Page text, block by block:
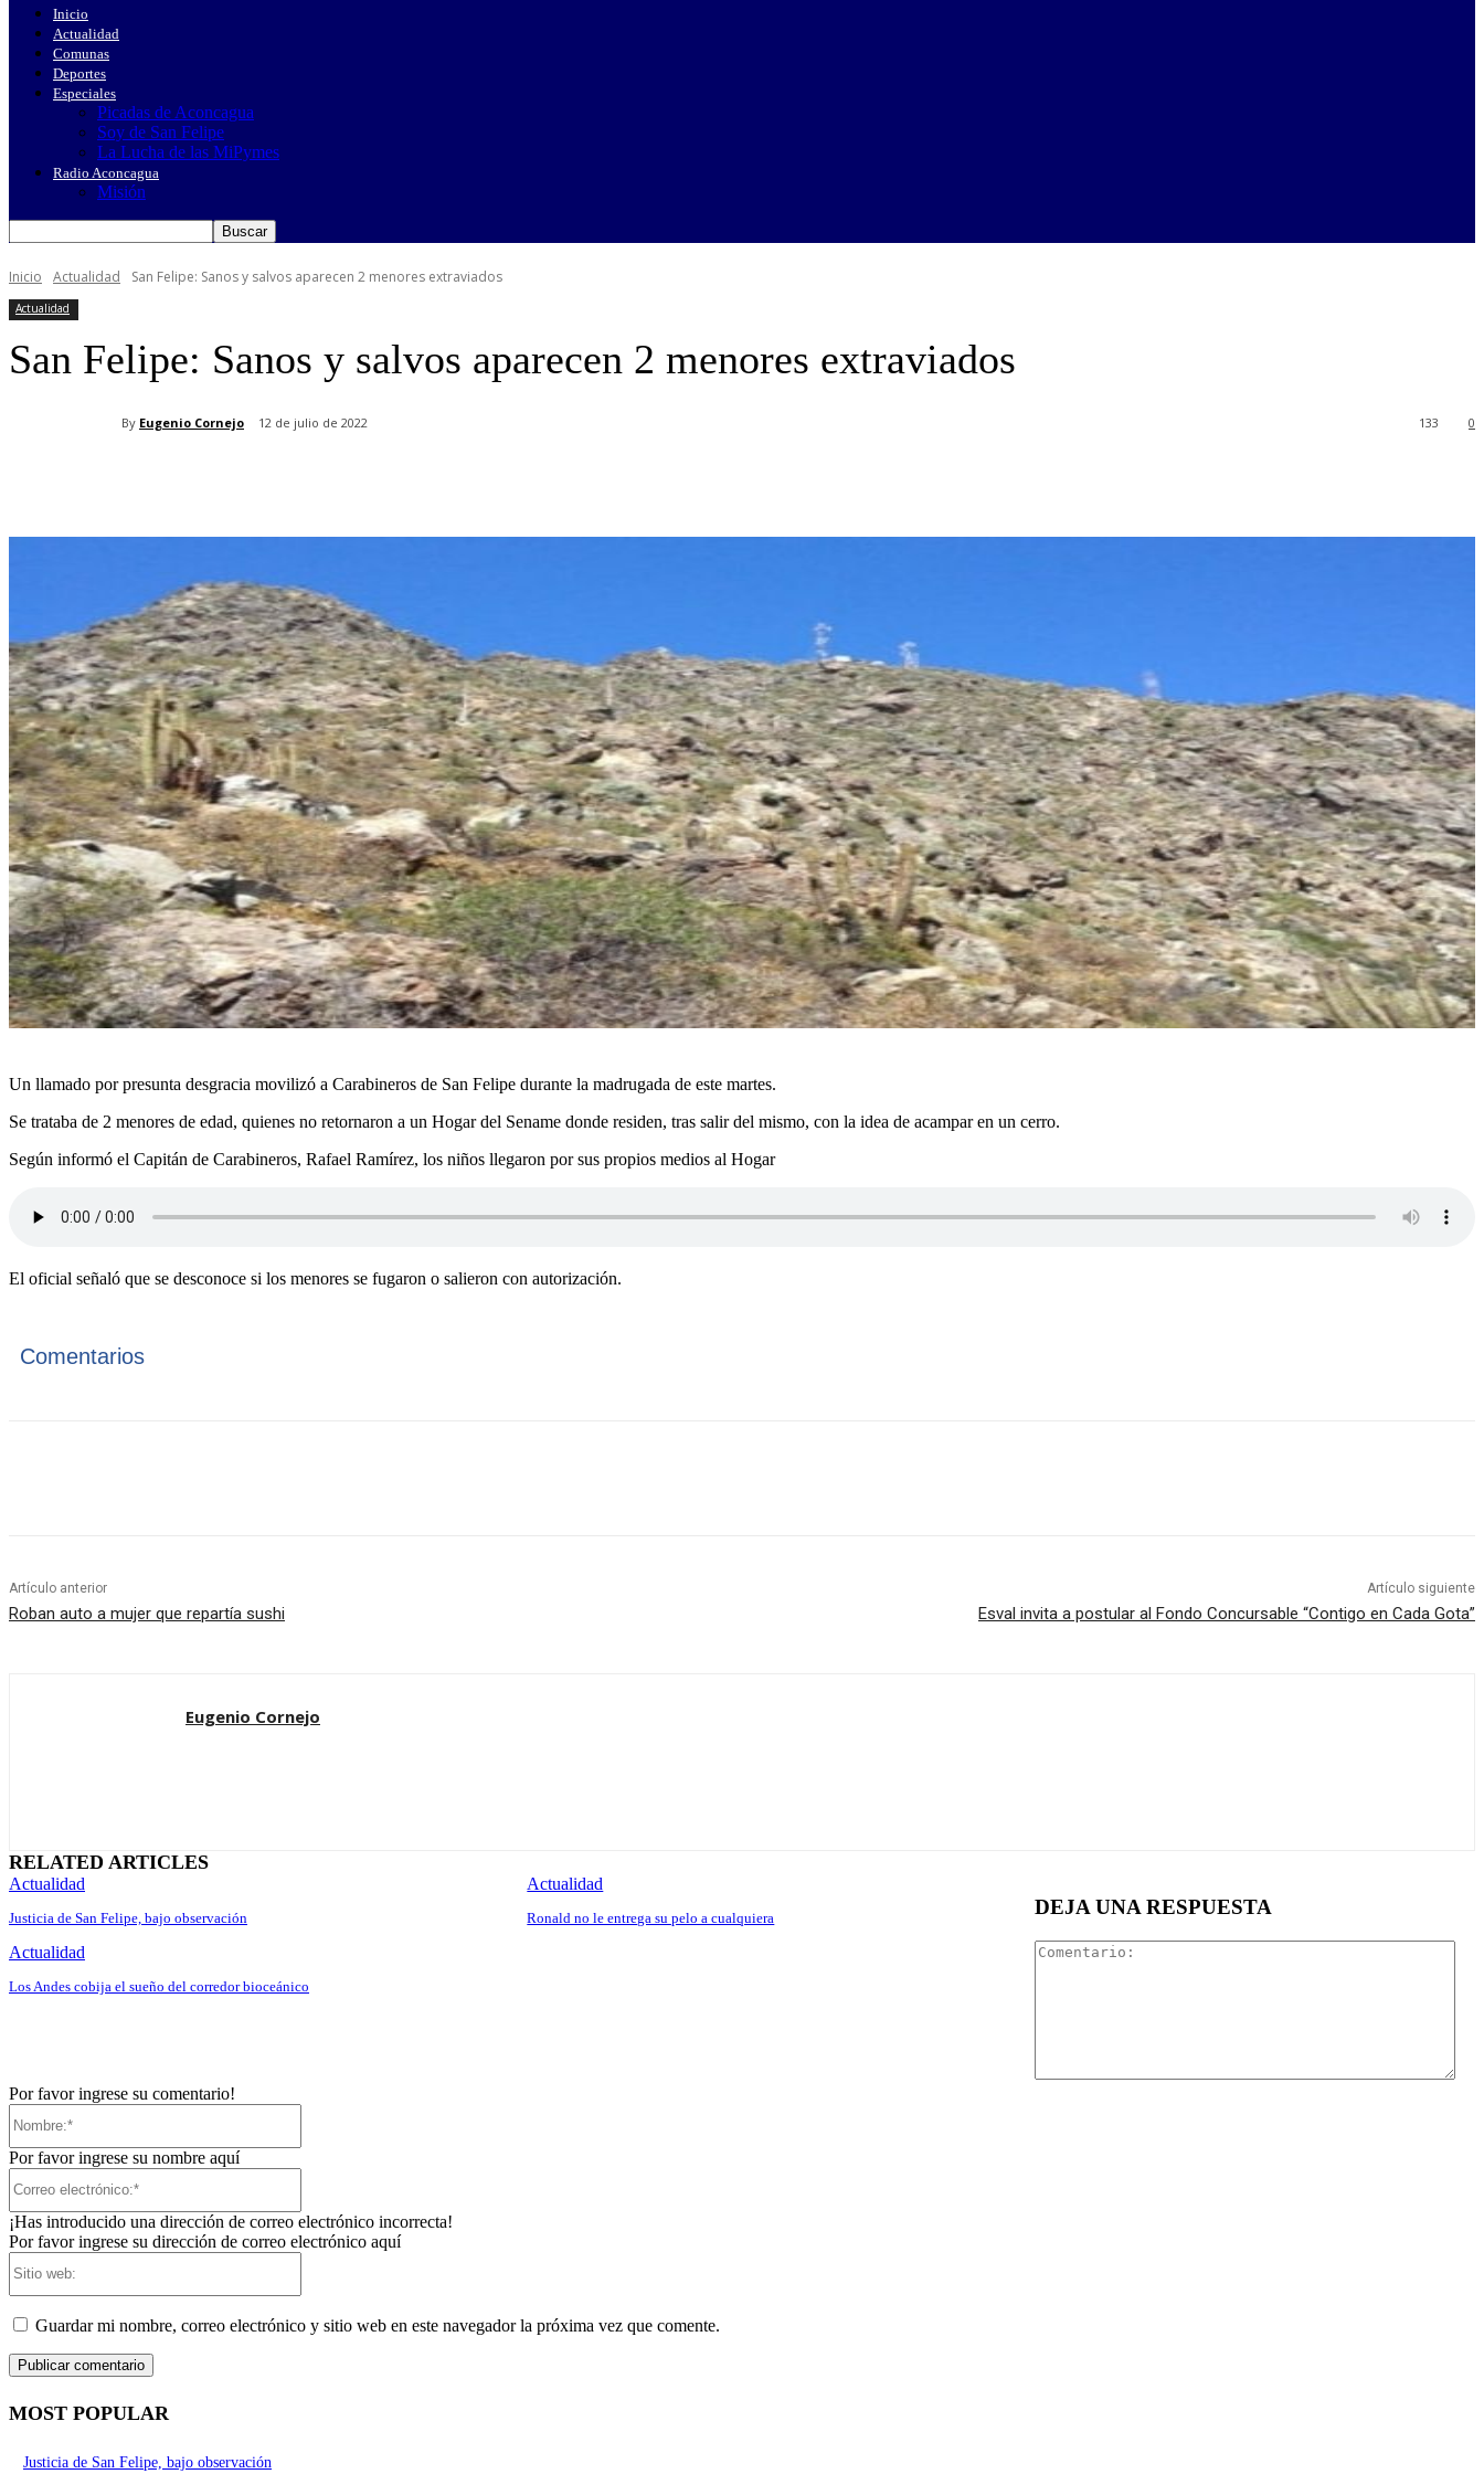
Inicio
Actualidad
Comunas
Deportes
Especiales
Picadas de Aconcagua
Soy de San Felipe
La Lucha de las MiPymes
Radio Aconcagua
Misión
Inicio Actualidad San Felipe: Sanos y salvos aparecen 2 menores extraviados
Actualidad
San Felipe: Sanos y salvos aparecen 2 menores extraviados
By Eugenio Cornejo 12 de julio de 2022 0
133
Un llamado por presunta desgracia movilizó a Carabineros de San Felipe durante la madrugada de este martes.
Se trataba de 2 menores de edad, quienes no retornaron a un Hogar del Sename donde residen, tras salir del mismo, con la idea de acampar en un cerro.
Según informó el Capitán de Carabineros, Rafael Ramírez, los niños llegaron por sus propios medios al Hogar
El oficial señaló que se desconoce si los menores se fugaron o salieron con autorización.
Comentarios
Artículo anterior
Roban auto a mujer que repartía sushi
Artículo siguiente
Esval invita a postular al Fondo Concursable “Contigo en Cada Gota”
Eugenio Cornejo
RELATED ARTICLES
Actualidad
Justicia de San Felipe, bajo observación
Actualidad
Ronald no le entrega su pelo a cualquiera
Actualidad
Los Andes cobija el sueño del corredor bioceánico
DEJA UNA RESPUESTA
Por favor ingrese su comentario!
Por favor ingrese su nombre aquí
¡Has introducido una dirección de correo electrónico incorrecta!
Por favor ingrese su dirección de correo electrónico aquí
Guardar mi nombre, correo electrónico y sitio web en este navegador la próxima vez que comente.
MOST POPULAR
Justicia de San Felipe, bajo observación